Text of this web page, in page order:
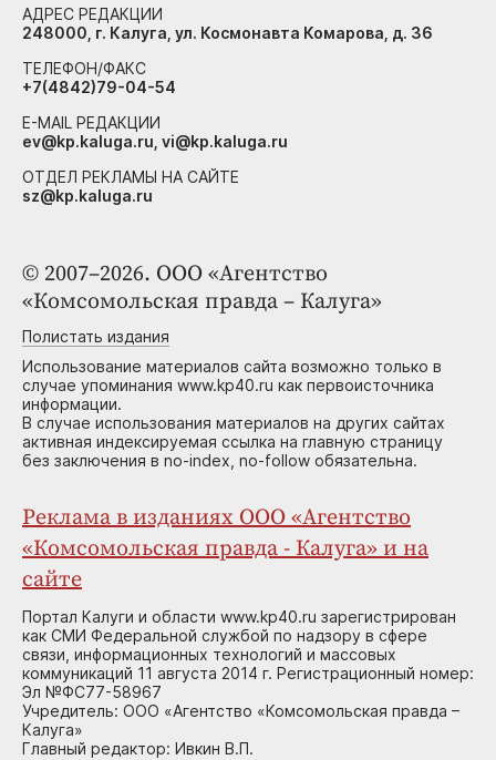
© 2007–2026. ООО «Агентство
«Комсомольская правда – Калуга»
Полистать издания
Использование материалов сайта возможно только в
случае упоминания www.kp40.ru как первоисточника
информации.
В случае использования материалов на других сайтах
активная индексируемая ссылка на главную страницу
без заключения в no-index, no-follow обязательна.
Реклама в изданиях ООО «Агентство
«Комсомольская правда - Калуга» и на
сайте
Портал Калуги и области www.kp40.ru зарегистрирован
как СМИ Федеральной службой по надзору в сфере
связи, информационных технологий и массовых
коммуникаций 11 августа 2014 г. Регистрационный номер:
Эл №ФС77-58967
Учредитель: ООО «Агентство «Комсомольская правда –
Калуга»
Главный редактор: Ивкин В.П.
АДРЕС РЕДАКЦИИ
248000, г. Калуга, ул. Космонавта Комарова, д. 36
ТЕЛЕФОН/ФАКС
+7(4842)79-04-54
E-MAIL РЕДАКЦИИ
ev@kp.kaluga.ru, vi@kp.kaluga.ru
ОТДЕЛ РЕКЛАМЫ НА САЙТЕ
sz@kp.kaluga.ru